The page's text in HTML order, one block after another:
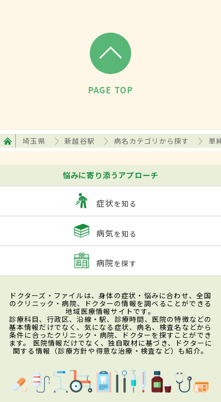
PAGE TOP
埼玉県 新越谷駅 病名カテゴリから探す 単
悩みに寄り添うアプローチ
症状を知る
病気を知る
病院を探す
ドクターズ・ファイルは、身体の症状・悩みに合わせ、全国
のクリニック・病院、ドクターの情報を調べることができる
地域医療情報サイトです。
診療科目、行政区、沿線・駅、診療時間、医院の特徴などの
基本情報だけでなく、気になる症状、病名、検査名などから
条件に合ったクリニック・病院、ドクターを探すことができ
ます。 医院情報だけでなく、独自取材に基づき、ドクターに
関する情報（診療方針や得意な治療・検査など）も紹介。